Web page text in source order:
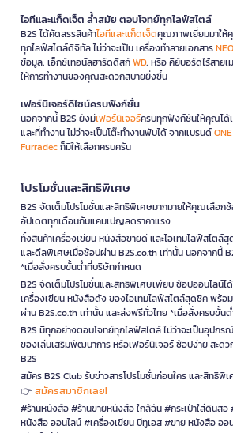
ไอทีและแก็ดเจ็ต ล้ำสมัย ตอบโจทย์ทุกไลฟ์สไตล์
B2S ได้คัดสรรสินค้าไอทีและแก็ดเจ็ตคุณภาพเยี่ยมมาให้
ทุกไลฟ์สไตล์ดิจิทัล ไม่ว่าจะเป็น เครื่องทำลายเอกสารNEO
ข้อมูล, เอ็กซ์เทอนัลฮาร์ดดิสก์WD, หรือ คีย์บอร์ดไร้สายเ
ให้การทำงานของคุณสะดวกสบายยิ่งขึ้น
เฟอร์นิเจอร์ดีไซน์ครบฟังก์ชั่น
นอกจากนี้ B2S ยังมีเฟอร์นิเจอร์ครบทุกฟังก์ชันให้คุณได้
และที่ทำงาน ไม่ว่าจะเป็นโต๊ะทำงานพับได้ จากแบรนด์ONE
Furradecก็มีให้เลือกครบครัน
โปรโมชั่นและสิทธิพิเศษ
B2S จัดเต็มโปรโมชั่นและสิทธิพิเศษมากมายให้คุณเลือก
อัปเดตทุกเดือนกับแคมเปญลดราคาแรง
ทั้งสินค้าเครื่องเขียน หนังสือขายดี และไอเทมไลฟ์สไต
และดีลพิเศษเมื่อช้อปผ่าน B2S.co.th เท่านั้น นอกจากนี้
*เมื่อสั่งครบขั้นต่ำที่บริษัทกำหนด
B2S จัดเต็มโปรโมชั่นและสิทธิพิเศษเพียบ ช้อปออนไลน์
เครื่องเขียน หนังสือดัง ของไอเทมไลฟ์สไตล์สุดชิค พร้
ผ่าน B2S.co.th เท่านั้น และส่งฟรีทั่วไทย *เมื่อสั่งครบขั้น
B2S มีทุกอย่างตอบโจทย์ทุกไลฟ์สไตล์ ไม่ว่าจะเป็นอุปกร
ของเล่นเสริมพัฒนาการ หรือเฟอร์นิเจอร์ ช้อปง่าย สะด
B2S
สมัคร B2S Club รับข่าวสารโปรโมชั่นก่อนใคร และสิทธิพิ
👉 สมัครสมาชิกเลย!
#ร้านหนังสือ #ร้านขายหนังสือ ใกล้ฉัน #กระเป๋าใส่ดินส
หนังสือ ออนไลน์ #เครื่องเขียน บีทูเอส #ขาย หนังสือ ออ